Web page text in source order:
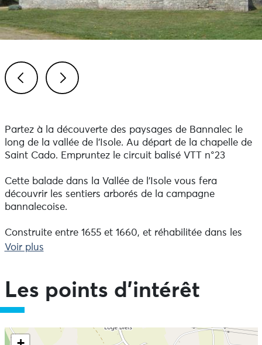
Partez à la découverte des paysages de Bannalec le
long de la vallée de l'Isole. Au départ de la chapelle de
Saint Cado. Empruntez le circuit balisé VTT n°23
Cette balade dans la Vallée de l’Isole vous fera
découvrir les sentiers arborés de la campagne
bannalecoise.
Construite entre 1655 et 1660, et réhabilitée dans les
années 1970, cette chapelle érigée au nom de Saint-
Finistère. Chaque année à la fin août, le pardon de
Saint-Cado revient avec sa traditionnelle vente de
poules blanches aux enchères et son fest-noz !
Pour démarrer la balade, accédez au champ derrière la
Voir plus
Les points d'intérêt
Ne pas consulter la carte et aller directement aux